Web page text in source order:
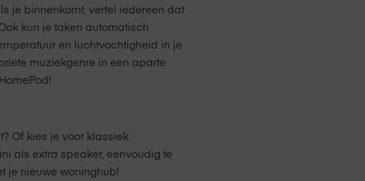
je binnenkomt, vertel iedereen dat
kun je taken automatisch
en luchtvochtigheid in je
muziekgenre in een aparte
Of kies je voor klassiek
als extra speaker, eenvoudig te
je nieuwe woninghub!